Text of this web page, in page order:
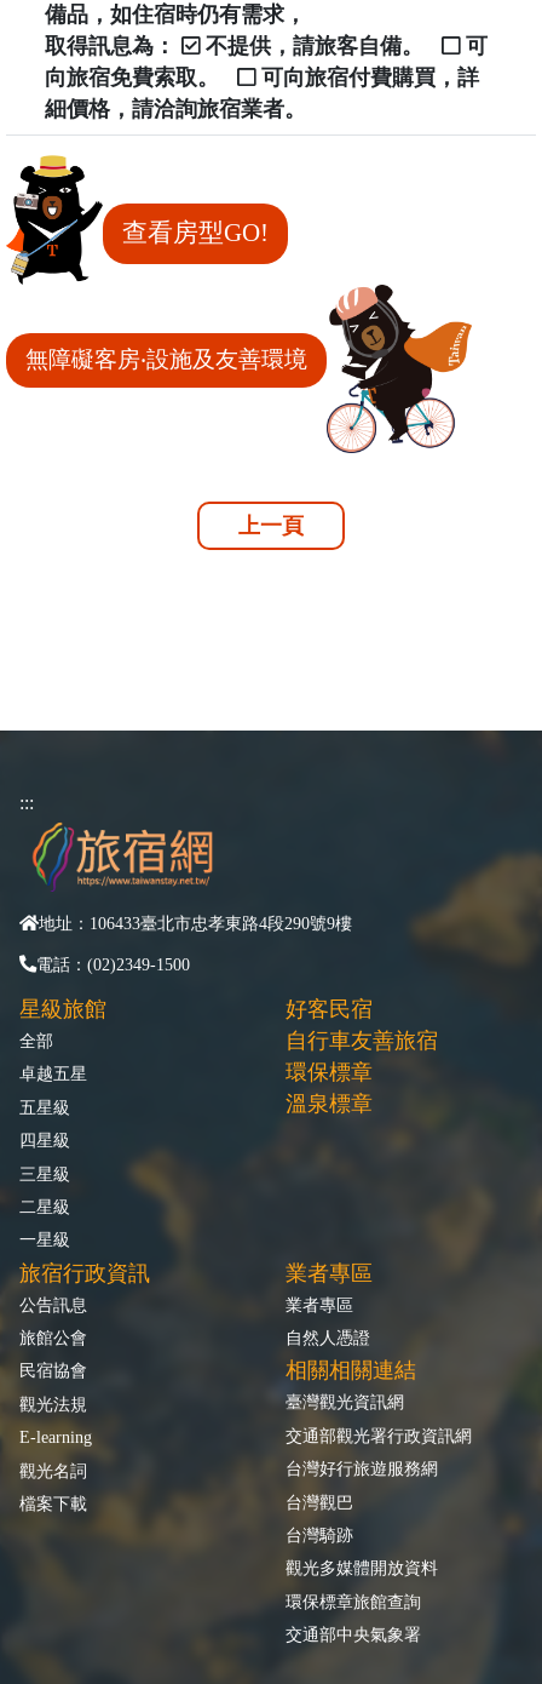
備品，如住宿時仍有需求，
取得訊息為：
不提供，請旅客自備。
可
向旅宿免費索取。
可向旅宿付費購買，詳
細價格，請洽詢旅宿業者。
查看房型GO!
無障礙客房‧設施及友善環境
上一頁
:::
地址：106433臺北市忠孝東路4段290號9樓
電話：(02)2349-1500
星級旅館
全部
卓越五星
五星級
四星級
三星級
二星級
一星級
好客民宿
自行車友善旅宿
環保標章
溫泉標章
旅宿行政資訊
公告訊息
旅館公會
民宿協會
觀光法規
E-learning
觀光名詞
檔案下載
業者專區
業者專區
自然人憑證
相關相關連結
臺灣觀光資訊網
交通部觀光署行政資訊網
台灣好行旅遊服務網
台灣觀巴
台灣騎跡
觀光多媒體開放資料
環保標章旅館查詢
交通部中央氣象署